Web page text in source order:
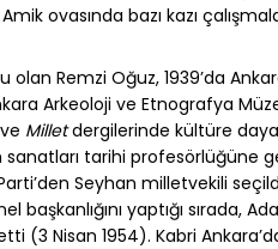
ovasında bazı kazı
olan Remzi Oğuz, 1939’da
Arkeoloji ve Etnografya
Milletdergilerinde kültüre
tarihi profesörlüğüne
Seyhan milletvekili
başkanlığını yaptığı sırada,
(3 Nisan 1954). Kabri